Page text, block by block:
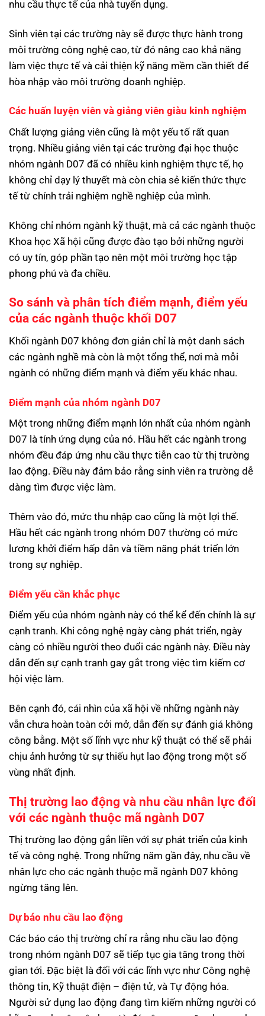
nhu cầu thực tế của nhà tuyển dụng.
Sinh viên tại các trường này sẽ được thực hành trong
môi trường công nghệ cao, từ đó nâng cao khả năng
làm việc thực tế và cải thiện kỹ năng mềm cần thiết để
hòa nhập vào môi trường doanh nghiệp.
Các huấn luyện viên và giảng viên giàu kinh nghiệm
Chất lượng giảng viên cũng là một yếu tố rất quan
trọng. Nhiều giảng viên tại các trường đại học thuộc
nhóm ngành D07 đã có nhiều kinh nghiệm thực tế, họ
không chỉ dạy lý thuyết mà còn chia sẻ kiến thức thực
tế từ chính trải nghiệm nghề nghiệp của mình.
Không chỉ nhóm ngành kỹ thuật, mà cả các ngành thuộc
Khoa học Xã hội cũng được đào tạo bởi những người
có uy tín, góp phần tạo nên một môi trường học tập
phong phú và đa chiều.
So sánh và phân tích điểm mạnh, điểm yếu
của các ngành thuộc khối D07
Khối ngành D07 không đơn giản chỉ là một danh sách
các ngành nghề mà còn là một tổng thể, nơi mà mỗi
ngành có những điểm mạnh và điểm yếu khác nhau.
Điểm mạnh của nhóm ngành D07
Một trong những điểm mạnh lớn nhất của nhóm ngành
D07 là tính ứng dụng của nó. Hầu hết các ngành trong
nhóm đều đáp ứng nhu cầu thực tiễn cao từ thị trường
lao động. Điều này đảm bảo rằng sinh viên ra trường dễ
dàng tìm được việc làm.
Thêm vào đó, mức thu nhập cao cũng là một lợi thế.
Hầu hết các ngành trong nhóm D07 thường có mức
lương khởi điểm hấp dẫn và tiềm năng phát triển lớn
trong sự nghiệp.
Điểm yếu cần khắc phục
Điểm yếu của nhóm ngành này có thể kể đến chính là sự
cạnh tranh. Khi công nghệ ngày càng phát triển, ngày
càng có nhiều người theo đuổi các ngành này. Điều này
dẫn đến sự cạnh tranh gay gắt trong việc tìm kiếm cơ
hội việc làm.
Bên cạnh đó, cái nhìn của xã hội về những ngành này
vẫn chưa hoàn toàn cởi mở, dẫn đến sự đánh giá không
công bằng. Một số lĩnh vực như kỹ thuật có thể sẽ phải
chịu ảnh hưởng từ sự thiếu hụt lao động trong một số
vùng nhất định.
Thị trường lao động và nhu cầu nhân lực đối
với các ngành thuộc mã ngành D07
Thị trường lao động gắn liền với sự phát triển của kinh
tế và công nghệ. Trong những năm gần đây, nhu cầu về
nhân lực cho các ngành thuộc mã ngành D07 không
ngừng tăng lên.
Dự báo nhu cầu lao động
Các báo cáo thị trường chỉ ra rằng nhu cầu lao động
trong nhóm ngành D07 sẽ tiếp tục gia tăng trong thời
gian tới. Đặc biệt là đối với các lĩnh vực như Công nghệ
thông tin, Kỹ thuật điện – điện tử, và Tự động hóa.
Người sử dụng lao động đang tìm kiếm những người có